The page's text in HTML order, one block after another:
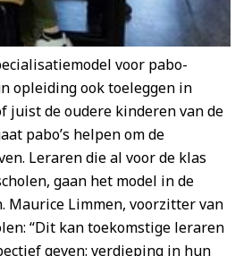
voor pabo-
opleiding ook toeleggen in
juist de oudere kinderen van de
pabo’s helpen om de
Leraren die al voor de klas
gaan het model in de
Maurice Limmen, voorzitter van
“Dit kan toekomstige leraren
geven: verdieping in hun